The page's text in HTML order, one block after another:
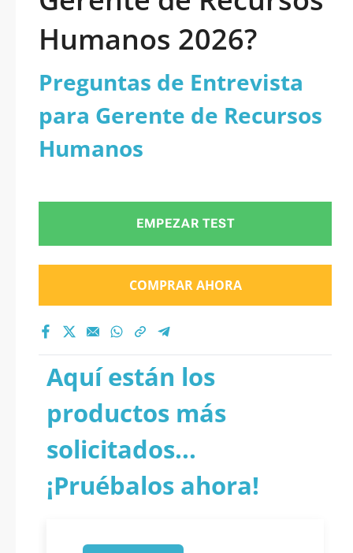
Humanos 2026?
Preguntas de Entrevista
para Gerente de Recursos
Humanos
EMPEZAR TEST
COMPRAR AHORA
Aquí están los
productos más
solicitados...
¡Pruébalos ahora!